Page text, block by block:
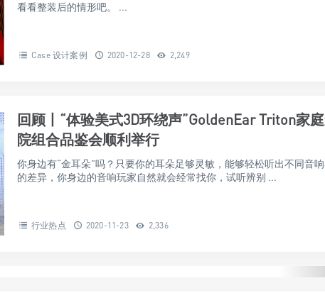
看看整装后的情形吧。 ...
Case 设计案例 2020-12-28 2,249
回顾丨“体验美式3D环绕声”GoldenEar Triton家
院组合品鉴会顺利举行
你身边有“金耳朵”吗？只要你的耳朵足够灵敏，能够轻松听出不同音
的差异，你身边的音响玩家自然就会经常找你，试听辨别 ...
行业热点 2020-11-23 2,336